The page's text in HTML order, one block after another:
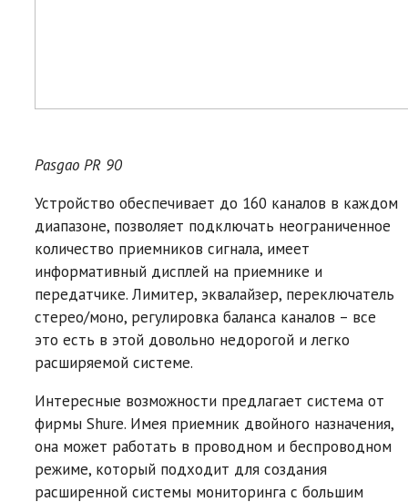
Pasgao PR 90
Устройство обеспечивает до 160 каналов в каждом
диапазоне, позволяет подключать неограниченное
количество приемников сигнала, имеет
информативный дисплей на приемнике и
передатчике. Лимитер, эквалайзер, переключатель
стерео/моно, регулировка баланса каналов – все
это есть в этой довольно недорогой и легко
расширяемой системе.
Интересные возможности предлагает система от
фирмы Shure. Имея приемник двойного назначения,
она может работать в проводном и беспроводном
режиме, который подходит для создания
расширенной системы мониторинга с большим